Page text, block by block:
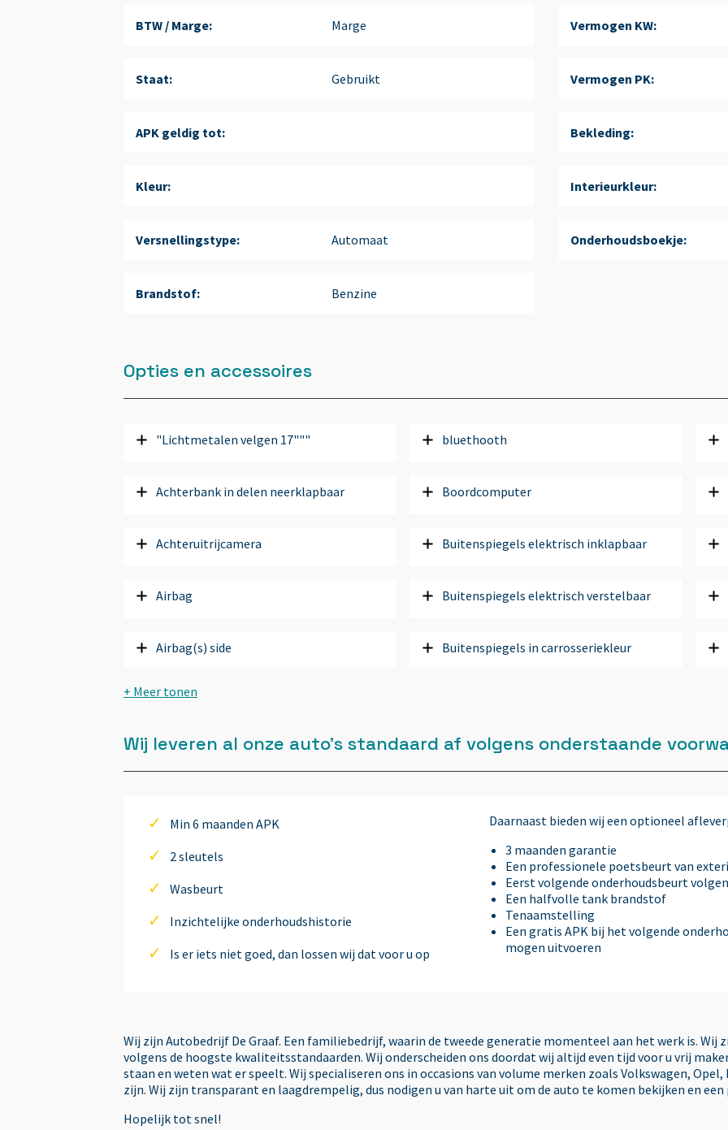
BTW / Marge: Marge
Staat: Gebruikt
APK geldig tot:
Kleur:
Versnellingstype: Automaat
Brandstof: Benzine
Vermogen KW:
Vermogen PK:
Bekleding:
Interieurkleur:
Onderhoudsboekje:
Opties en accessoires
"Lichtmetalen velgen 17"""
Achterbank in delen neerklapbaar
Achteruitrijcamera
Airbag
Airbag(s) side
Airbag bestuurder
Airbag passagier
airco
Alarm
Armsteun achter
Armsteun voor
bluethooth
Boordcomputer
Buitenspiegels elektrisch inklapbaar
Buitenspiegels elektrisch verstelbaar
Buitenspiegels in carrosseriekleur
Bumpers in carrosseriekleur
afstandsbediening
climate control
Cruise control
Elektrische ramen
Wij leveren al onze auto’s standaard af volgens onderstaande
Min 6 maanden APK
2 sleutels
Wasbeurt
Inzichtelijke onderhoudshistorie
Is er iets niet goed, dan lossen wij dat voor u op
Daarnaast bieden wij een optioneel
3 maanden garantie
Een professionele poetsbeurt van
Eerst volgende onderhoudsbeurt
Een halfvolle tank brandstof
Tenaamstelling
Een gratis APK bij het volgende
mogen uitvoeren
Wij zijn Autobedrijf De Graaf. Een familiebedrijf, waarin de tweede generatie momenteel aan het werk is. Wij
volgens de hoogste kwaliteitsstandaarden. Wij onderscheiden ons doordat wij altijd even tijd voor u vrij
staan en weten wat er speelt. Wij specialiseren ons in occasions van volume merken zoals Volkswagen,
zijn. Wij zijn transparant en laagdrempelig, dus nodigen u van harte uit om de auto te komen bekijken en
Hopelijk tot snel!